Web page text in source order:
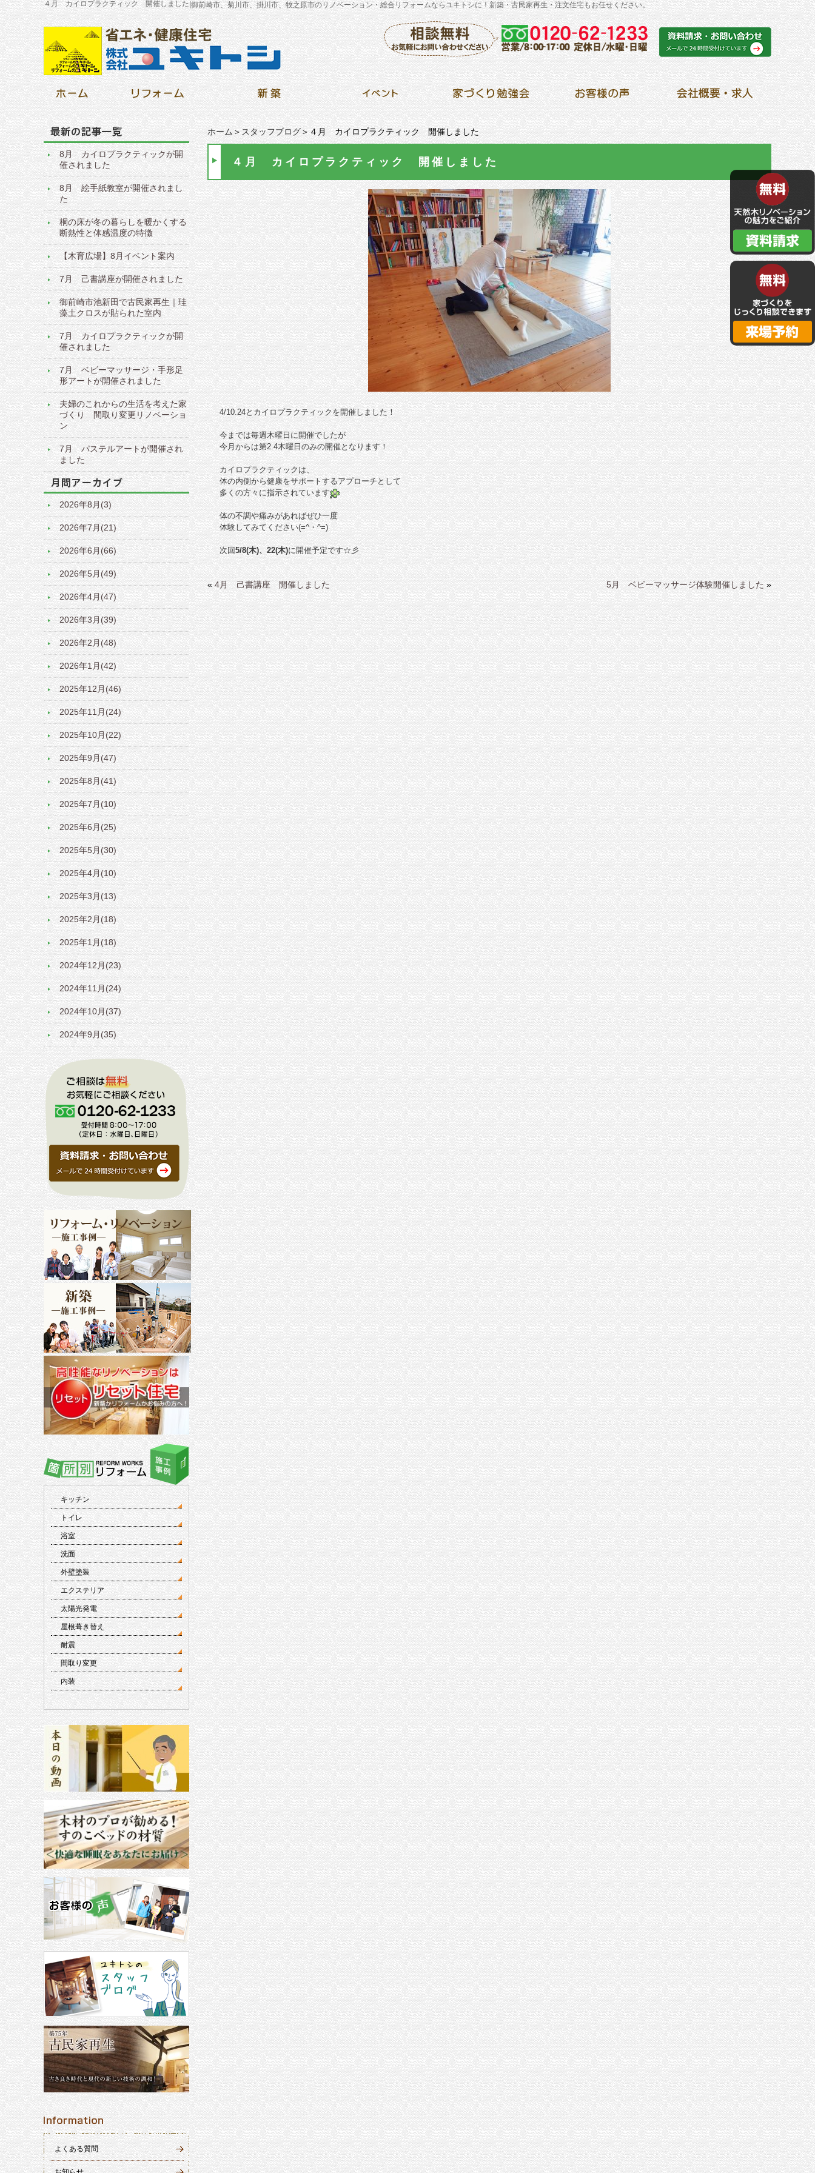
４月 カイロプラクティック 開催しました 御前崎市、菊川市、掛川市、牧之原市のリノベーション・総合リフォームならユキトシに！新築・古民家再生・注文住宅もお任せください。
ホーム＞スタッフブログ＞４月 カイロプラクティック 開催しました
４月 カイロプラクティック 開催しました
4/10.24とカイロプラクティックを開催しました！
今までは毎週木曜日に開催でしたが
今月からは第2.4木曜日のみの開催となります！
カイロプラクティックは、
体の内側から健康をサポートするアプローチとして
多くの方々に指示されています
体の不調や痛みがあればぜひ一度
体験してみてください(=^・^=)
次回5/8(木)、22(木)に開催予定です☆彡
«4月 己書講座 開催しました 5月 ベビーマッサージ体験開催しました»
8月 カイロプラクティックが開
催されました
8月 絵手紙教室が開催されまし
た
桐の床が冬の暮らしを暖かくする
断熱性と体感温度の特徴
【木育広場】8月イベント案内
7月 己書講座が開催されました
御前崎市池新田で古民家再生｜珪
藻土クロスが貼られた室内
7月 カイロプラクティックが開
催されました
7月 ベビーマッサージ・手形足
形アートが開催されました
夫婦のこれからの生活を考えた家
づくり 間取り変更リノベーショ
ン
7月 パステルアートが開催され
ました
2026年8月(3)
2026年7月(21)
2026年6月(66)
2026年5月(49)
2026年4月(47)
2026年3月(39)
2026年2月(48)
2026年1月(42)
2025年12月(46)
2025年11月(24)
2025年10月(22)
2025年9月(47)
2025年8月(41)
2025年7月(10)
2025年6月(25)
2025年5月(30)
2025年4月(10)
2025年3月(13)
2025年2月(18)
2025年1月(18)
2024年12月(23)
2024年11月(24)
2024年10月(37)
2024年9月(35)
キッチン
トイレ
浴室
洗面
外壁塗装
エクステリア
太陽光発電
屋根葺き替え
耐震
間取り変更
内装
よくある質問